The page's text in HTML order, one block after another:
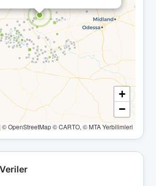
+
−
© OpenStreetMap © CARTO, © MTA Yerbilimleri